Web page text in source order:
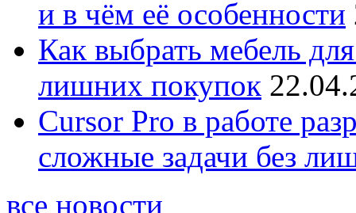
и в чём её особенности
Как выбрать мебель
лишних покупок
Cursor Pro в работе
сложные задачи без
все новости